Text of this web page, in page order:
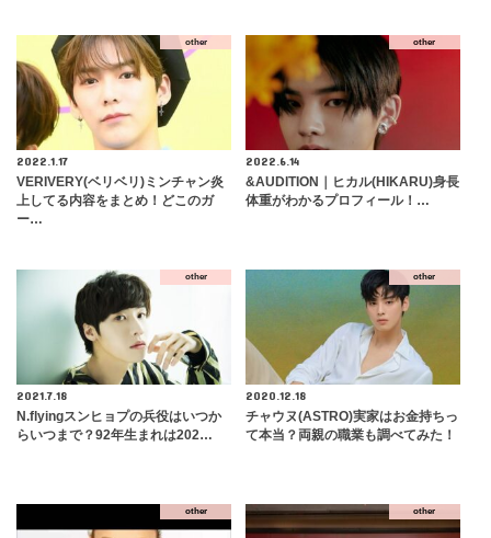
other
2022.1.17
VERIVERY(ベリベリ)ミンチャン炎
上してる内容をまとめ！どこのガ
ー…
other
2022.6.14
&AUDITION｜ヒカル(HIKARU)身長
体重がわかるプロフィール！…
other
2021.7.18
N.flyingスンヒョプの兵役はいつか
らいつまで？92年生まれは202…
other
2020.12.18
チャウヌ(ASTRO)実家はお金持ちっ
て本当？両親の職業も調べてみた！
other other